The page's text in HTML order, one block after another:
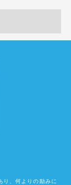
り、何よりの励みに